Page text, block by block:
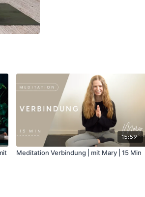
15:59
Meditation Verbindung | mit Mary | 15 Min